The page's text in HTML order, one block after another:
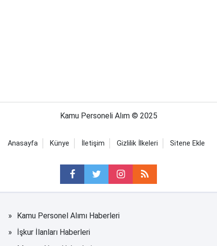
Kamu Personeli Alım © 2025
Anasayfa Künye İletişim Gizlilik İlkeleri Sitene Ekle
Kamu Personel Alımı Haberleri
İşkur İlanları Haberleri